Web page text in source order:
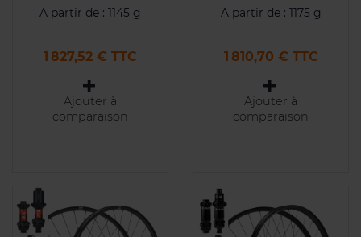
A partir de : 1145 g
Prix
1 827,52 € TTC
Ajouter à
comparaison
A partir de : 1175 g
Prix
1 810,70 € TTC
Ajouter à
comparaison